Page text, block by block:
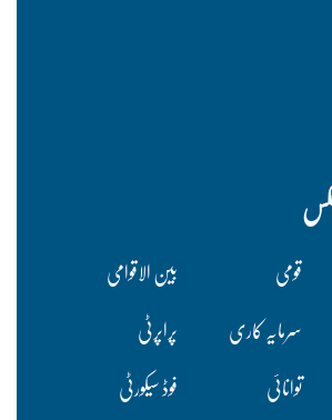
قومی
بین الاقوامی
سرمایہ کاری
پراپرٹی
توانائی
فوڈ سیکورٹی